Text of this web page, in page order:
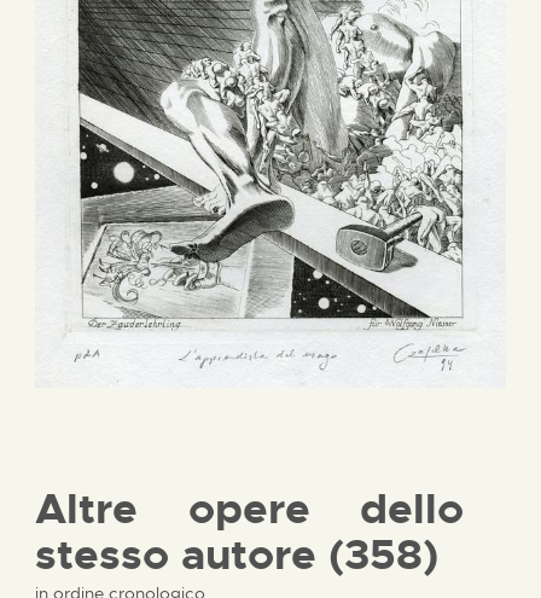
Altre opere dello
stesso autore (358)
in ordine cronologico